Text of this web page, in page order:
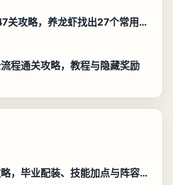
聪明开局吧第147关攻略，养龙虾找出27个常用字通关答案
程通关攻略，教程与隐藏奖励
异环白藏养成攻略，毕业配装、技能加点与阵容搭配保姆级解析